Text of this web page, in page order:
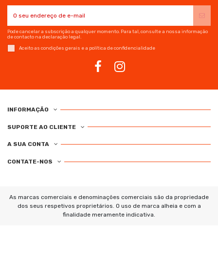
Pode cancelar a subscrição a qualquer momento. Para tal, consulte a nossa informação
de contacto na declaração legal.
Aceito as condições gerais e a política de confidencialidade
INFORMAÇÃO
SUPORTE AO CLIENTE
A SUA CONTA
CONTATE-NOS
As marcas comerciais e denominações comerciais são da propriedade
dos seus respetivos proprietários. O uso de marca alheia e com a
finalidade meramente indicativa.